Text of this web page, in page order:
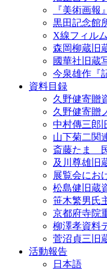
『美術画報
黒田記念館
X線フィル
森岡柳蔵旧
國華社旧蔵
今泉雄作『
資料目録
久野健寄贈
久野健寄贈
中村傳三郎
山下菊二関
斎藤たま
及川尊雄旧
展覧会にお
松島健旧蔵
笹木繁男氏
京都府寺院
柳澤孝資料
菅沼貞三旧
活動報告
日本語